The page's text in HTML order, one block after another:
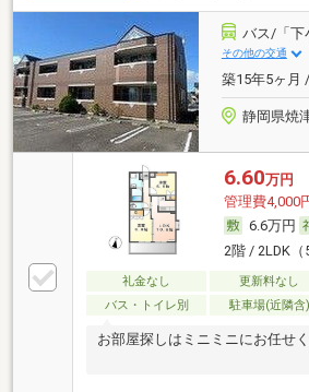
バス/「下
その他の交通
築15年5ヶ月
静岡県焼
6.60万円
管理費4,000
6.6万円
2階 / 2LDK（
礼金なし 更新料なし
バス・トイレ別
駐車場(近隣含)
お部屋探しはミニミニにお任せく